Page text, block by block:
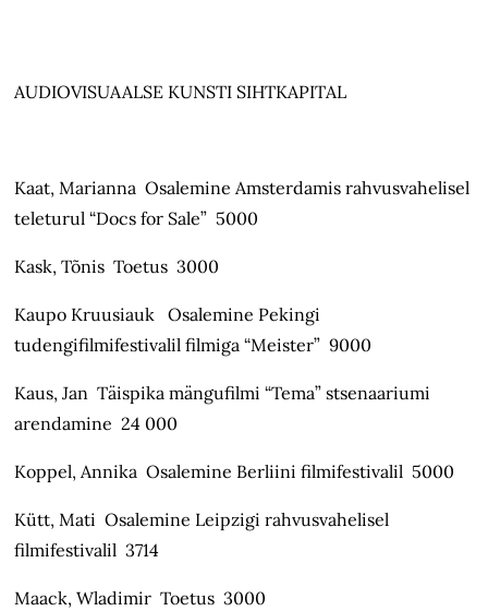
AUDIOVISUAALSE KUNSTI SIHTKAPITAL
Kaat, Marianna Osalemine Amsterdamis rahvusvahelisel
teleturul “Docs for Sale” 5000
Kask, Tõnis Toetus 3000
Kaupo Kruusiauk Osalemine Pekingi
tudengifilmifestivalil filmiga “Meister” 9000
Kaus, Jan Täispika mängufilmi “Tema” stsenaariumi
arendamine 24 000
Koppel, Annika Osalemine Berliini filmifestivalil 5000
Kütt, Mati Osalemine Leipzigi rahvusvahelisel
filmifestivalil 3714
Maack, Wladimir Toetus 3000